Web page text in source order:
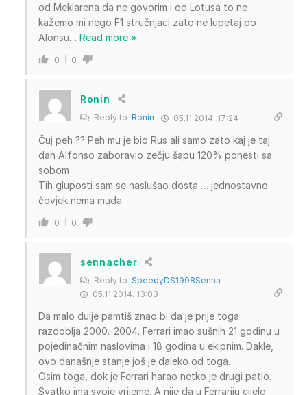
od Meklarena da ne govorim i od Lotusa to ne
kažemo mi nego F1 stručnjaci zato ne lupetaj po
Alonsu… Read more »
0 0
Ronin
Reply to Ronin 05.11.2014. 17:24
Čuj peh ?? Peh mu je bio Rus ali samo zato kaj je taj
dan Alfonso zaboravio zečju šapu 120% ponesti sa
sobom
Tih gluposti sam se naslušao dosta … jednostavno
čovjek nema muda.
0 0
sennacher
Reply to SpeedyDS1998Senna
05.11.2014. 13:03
Da malo dulje pamtiš znao bi da je prije toga
razdoblja 2000.-2004. Ferrari imao sušnih 21 godinu u
pojedinačnim naslovima i 18 godina u ekipnim. Dakle,
ovo današnje stanje još je daleko od toga.
Osim toga, dok je Ferrari harao netko je drugi patio.
Svatko ima svoje vrijeme. A nije da u Ferrariju cijelo